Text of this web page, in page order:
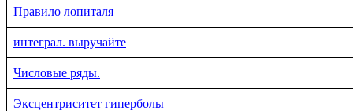
Правило лопиталя
интеграл. выручайте
Числовые ряды.
Эксцентриситет гиперболы